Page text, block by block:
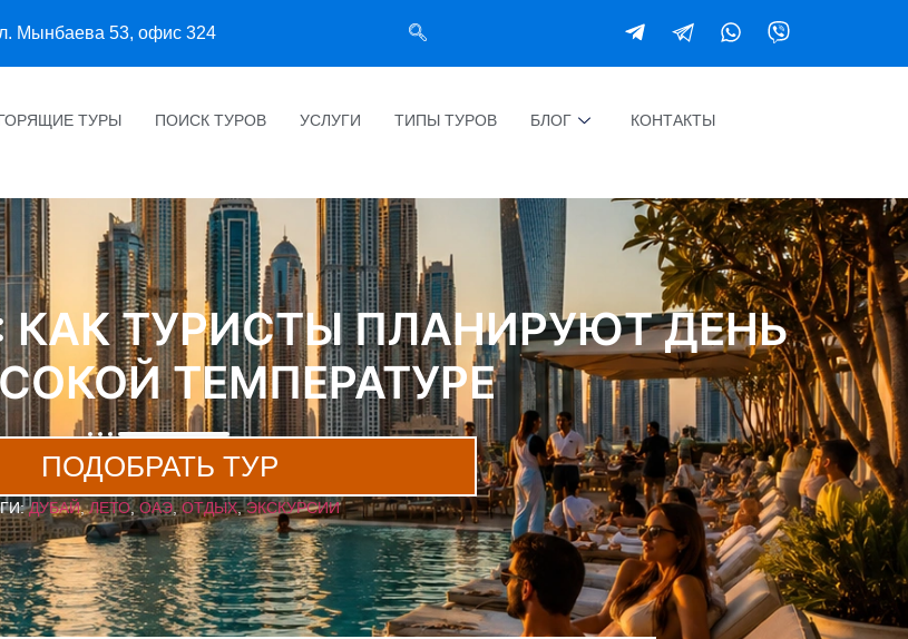
Мынбаева 53, офис 324
ТУРЫ ПОИСК ТУРОВ УСЛУГИ ТИПЫ ТУРОВ БЛОГ КОНТАКТЫ
КАК ТУРИСТЫ ПЛАНИРУЮТ ДЕНЬ
ТЕМПЕРАТУРЕ
ПОДОБРАТЬ ТУР
ДУБАЙ,ЛЕТО,ОАЭ,ОТДЫХ,ЭКСКУРСИИ